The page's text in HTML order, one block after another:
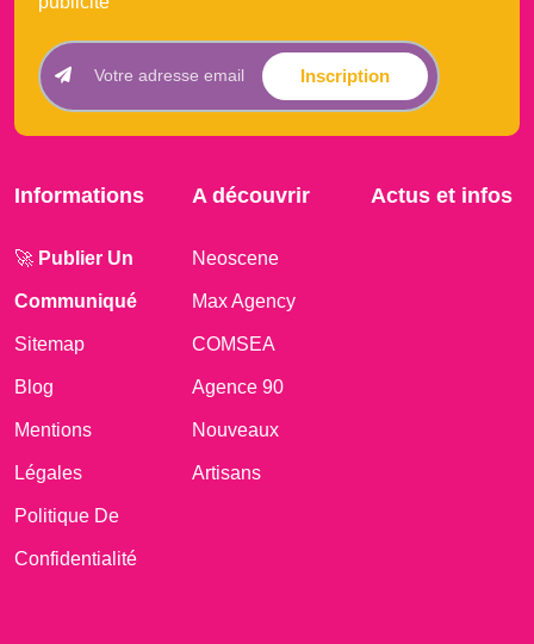
Inscription
Informations
🚀 Publier Un
Communiqué
Sitemap
Blog
Mentions
Légales
Politique De
Confidentialité
A découvrir
Neoscene
Max Agency
COMSEA
Agence 90
Nouveaux
Artisans
Actus et infos